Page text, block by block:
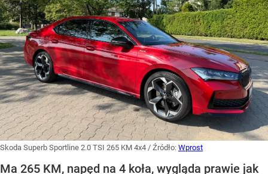
Skoda Superb Sportline 2.0 TSI 265 KM 4x4 / Źródło: Wprost
Ma 265 KM, napęd na 4 koła, wygląda prawie jak